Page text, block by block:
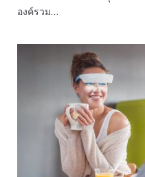
องค์รวม…